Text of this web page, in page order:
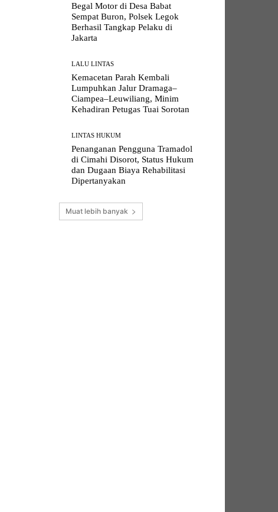
Begal Motor di Desa Babat
Sempat Buron, Polsek Legok
Berhasil Tangkap Pelaku di
Jakarta
LALU LINTAS
Kemacetan Parah Kembali
Lumpuhkan Jalur Dramaga–
Ciampea–Leuwiliang, Minim
Kehadiran Petugas Tuai Sorotan
LINTAS HUKUM
Penanganan Pengguna Tramadol
di Cimahi Disorot, Status Hukum
dan Dugaan Biaya Rehabilitasi
Dipertanyakan
Muat lebih banyak